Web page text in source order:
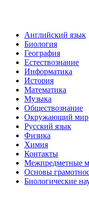
Английский язык
Биология
География
Естествознание
Информатика
История
Математика
Музыка
Обществознание
Окружающий мир
Русский язык
Физика
Химия
Контакты
Межпредметные
Основы
Биологические